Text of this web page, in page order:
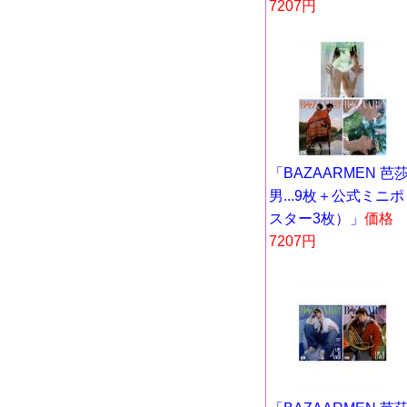
7207円
「BAZAARMEN 芭
男...9枚＋公式ミニポ
スター3枚）」 価格
7207円